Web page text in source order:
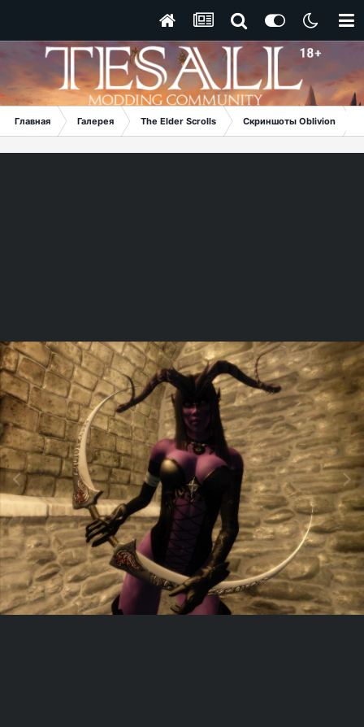
Главная Галерея The Elder Scrolls Скриншоты Oblivion